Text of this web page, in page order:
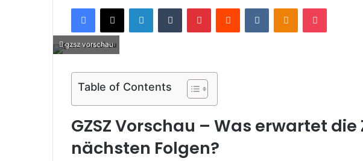
Facebook
X LinkedInTumblr PinterestReddit VKontakteOdnoklassniki
Pocket
gzsz vorschau
Table of Contents
GZSZ Vorschau – Was erwartet
nächsten Folgen?